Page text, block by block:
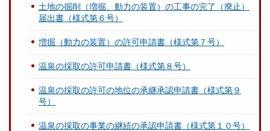
土地の掘削（増掘、動力の装置）の工事の完了（廃止）
届出書（様式第６号）
増掘（動力の装置）の許可申請書（様式第７号）
温泉の採取の許可申請書（様式第８号）
温泉の採取の許可の地位の承継承認申請書（様式第９
号）
温泉の採取の事業の継続の承認申請書（様式第１０号）